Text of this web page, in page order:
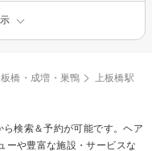
板橋・成増・巣鴨
上板橋駅
検索＆予約が可能です。ヘア
ーや豊富な施設・サービスな